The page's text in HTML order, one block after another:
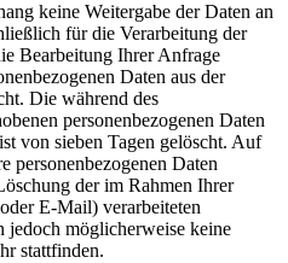
keine Weitergabe der Daten an
für die Verarbeitung der
Bearbeitung Ihrer Anfrage
Daten aus der
Die während des
personenbezogenen Daten
von sieben Tagen gelöscht. Auf
personenbezogenen Daten
der im Rahmen Ihrer
E-Mail) verarbeiteten
jedoch möglicherweise keine
stattfinden.